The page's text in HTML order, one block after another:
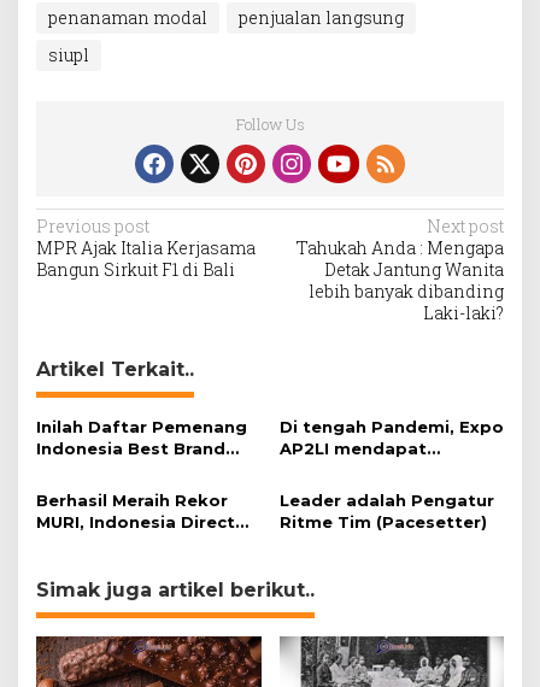
penanaman modal
penjualan langsung
siupl
Follow Us
Post
navigation
Previous post
MPR Ajak Italia Kerjasama
Bangun Sirkuit F1 di Bali
Next post
Tahukah Anda : Mengapa
Detak Jantung Wanita
lebih banyak dibanding
Laki-laki?
Artikel Terkait..
Inilah Daftar Pemenang
Indonesia Best Brand
Di tengah Pandemi, Expo
AP2LI mendapat
Berhasil Meraih Rekor
MURI, Indonesia Direct
memuaskan
Leader adalah Pengatur
Ritme Tim (Pacesetter)
Simak juga artikel berikut..